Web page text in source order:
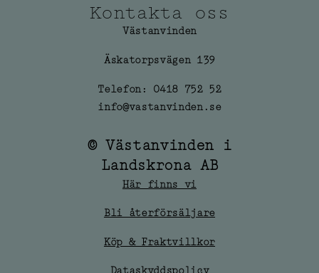
Kontakta oss
Västanvinden
Äskatorpsvägen 139
Telefon: 0418 752 52
info@vastanvinden.se
© Västanvinden i
Landskrona AB
Här finns vi
Bli återförsäljare
Köp & Fraktvillkor